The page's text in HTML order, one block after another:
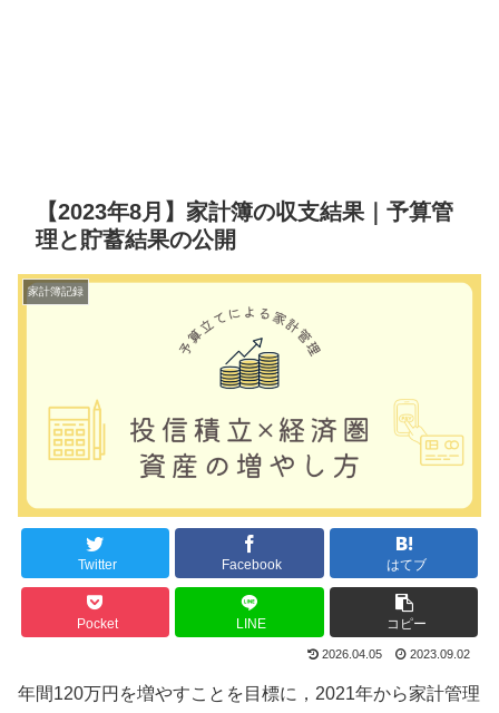
【2023年8月】家計簿の収支結果｜予算管
理と貯蓄結果の公開
家計簿記録
Twitter Facebook はてブ
Pocket LINE コピー
2026.04.05 2023.09.02
年間120万円を増やすことを目標に，2021年から家計管理